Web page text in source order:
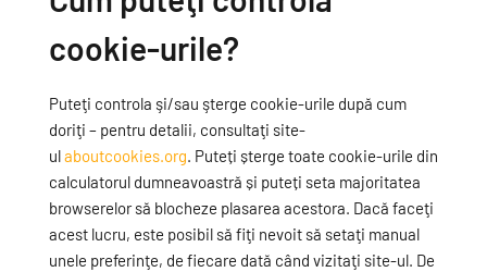
cookie-urile?
Puteţi controla şi/sau şterge cookie-urile după cum
doriţi – pentru detalii, consultaţi site-
ulaboutcookies.org. Puteți șterge toate cookie-urile din
calculatorul dumneavoastră și puteți seta majoritatea
browserelor să blocheze plasarea acestora. Dacă faceţi
acest lucru, este posibil să fiţi nevoit să setaţi manual
unele preferinţe, de fiecare dată când vizitaţi site-ul. De